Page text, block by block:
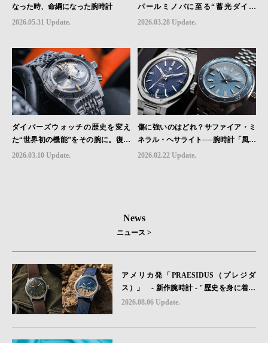
なった時、命綱になった腕時計
2026.05.31 Update.
パールミノバに至る“蓄光ダイヤ
ル”の進化と物語
2026.03.28 Update.
ダイバーズウォッチの歴史を変え
た“世界初の機能”をその腕に。復活
を遂げたAquastarの革新｜HMS Bra
2026.03.10 Update.
傷に強いのはどれ？サファイア・ミ
ネラル・ヘサライト──腕時計「風防
素材」の本当の違い
2026.02.22 Update.
News
ニュース >
アメリカ発「PRAESIDUS（プレジダ
ス）」 - 新作腕時計 - "歴史を身に着け
る“ -戦場を駆け抜けたWillys MBのボンネ
砂を文字盤に閉じ込めた「A-11」コレク
2026.08.06 Update.